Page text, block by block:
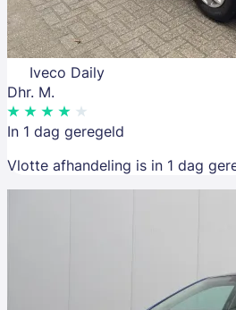
Iveco Daily
Dhr. M.
In 1 dag geregeld
Vlotte afhandeling is in 1 dag